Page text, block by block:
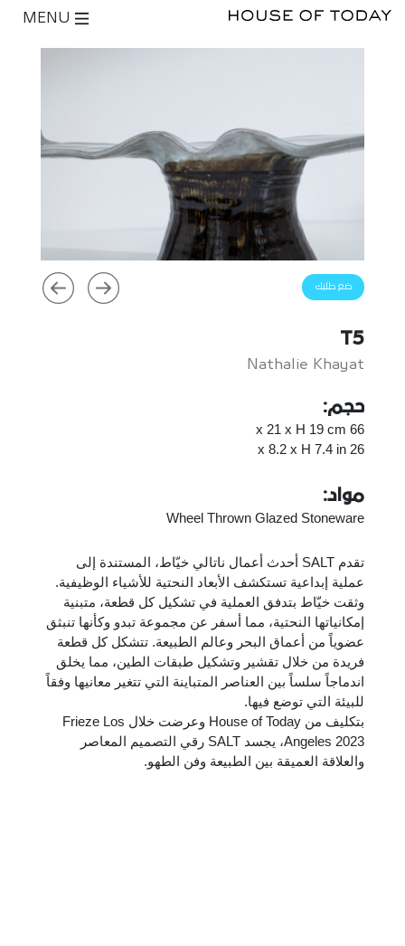
ضع طلبك
T5
Nathalie Khayat
حجم:
66 x 21 x H 19 cm
26 x 8.2 x H 7.4 in
مواد:
Wheel Thrown Glazed Stoneware
تقدم SALT أحدث أعمال ناتالي خيّاط، المستندة إلى
عملية إبداعية تستكشف الأبعاد النحتية للأشياء الوظيفية.
وثقت خيّاط بتدفق العملية في تشكيل كل قطعة، متبنية
إمكانياتها النحتية، مما أسفر عن مجموعة تبدو وكأنها تنبثق
عضوياً من أعماق البحر وعالم الطبيعة. تتشكل كل قطعة
فريدة من خلال تقشير وتشكيل طبقات الطين، مما يخلق
اندماجاً سلساً بين العناصر المتباينة التي تتغير معانيها وفقاً
للبيئة التي توضع فيها.
بتكليف من House of Today وعرضت خلال Frieze Los
Angeles 2023، يجسد SALT رقي التصميم المعاصر
والعلاقة العميقة بين الطبيعة وفن الطهو.